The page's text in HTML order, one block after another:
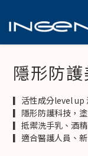
隱形防
▎活性成分level up
▎隱形防護科技，
▎抵禦洗手乳、酒
▎適合醫護人員、